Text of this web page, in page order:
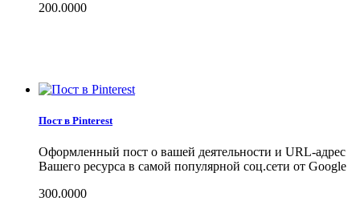
200.0000
Пост в Pinterest
Оформленный пост о вашей деятельности и URL-адрес
Вашего ресурса в самой популярной соц.сети от Google
300.0000